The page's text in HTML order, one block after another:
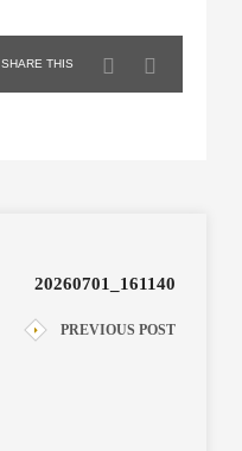
SHARE THIS
20260701_161140
PREVIOUS POST